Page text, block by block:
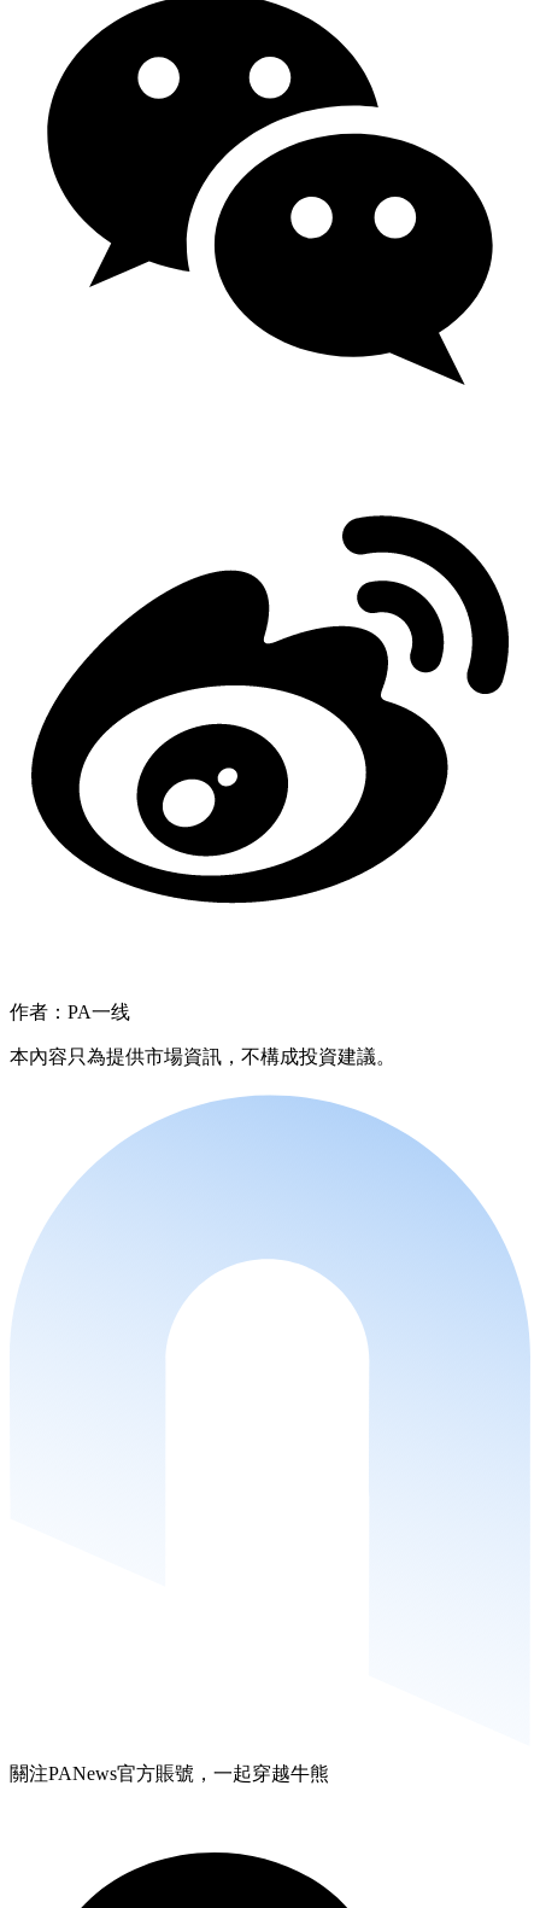
作者：PA一线
本內容只為提供市場資訊，不構成投資建議。
關注PANews官方賬號，一起穿越牛熊